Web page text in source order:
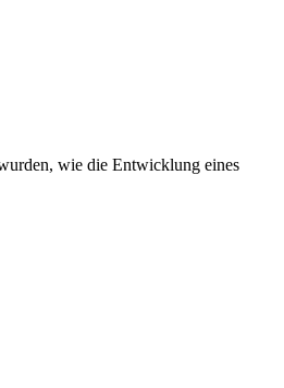
wie die Entwicklung eines